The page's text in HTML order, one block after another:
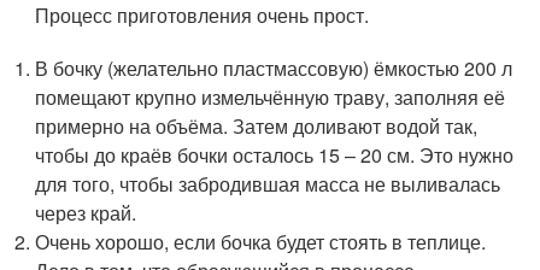
Процесс приготовления очень прост.
В бочку (желательно пластмассовую) ёмкостью 200 л
помещают крупно измельчённую траву, заполняя её
примерно на объёма. Затем доливают водой так,
чтобы до краёв бочки осталось 15 – 20 см. Это нужно
для того, чтобы забродившая масса не выливалась
через край.
Очень хорошо, если бочка будет стоять в теплице.